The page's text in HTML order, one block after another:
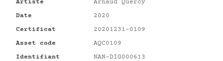
Artiste
Arnaud Quercy
Date
2020
Certificat
20201231-0109
Asset code
AQC0109
Identifiant
NAN-DIG000613